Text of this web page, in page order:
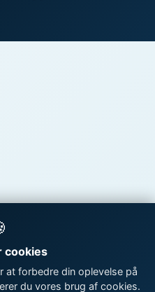
cookies
at forbedre din oplevelse på
du vores brug af cookies.